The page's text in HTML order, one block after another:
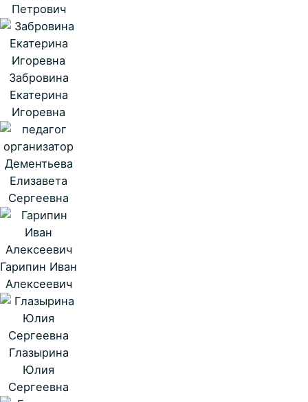
Петрович
Забровина
Екатерина
Игоревна
Дементьева
Елизавета
Сергеевна
Гарипин Иван
Алексеевич
Глазырина
Юлия
Сергеевна